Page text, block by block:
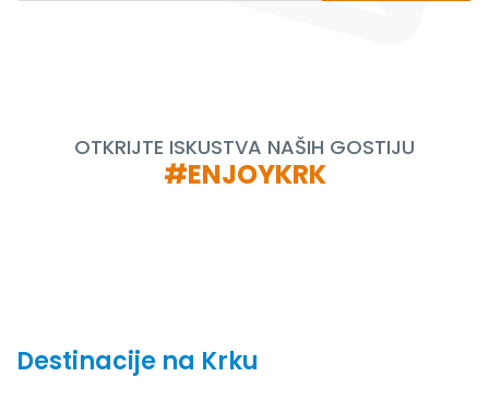
OTKRIJTE ISKUSTVA NAŠIH GOSTIJU
#ENJOYKRK
Destinacije na Krku